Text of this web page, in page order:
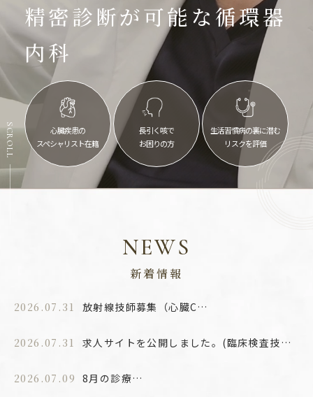
精密診断が可能な循環器
内科
心臓疾患の
スペシャリスト在籍
長引く咳で
お困りの方
生活習慣病の裏に潜む
リスクを評価
SCROLL
NEWS
新着情報
2026.07.31 放射線技師募集（心臓CT）
2026.07.31 求人サイトを公開しました。(臨床検査技師)
2026.07.09 8月の診療案内